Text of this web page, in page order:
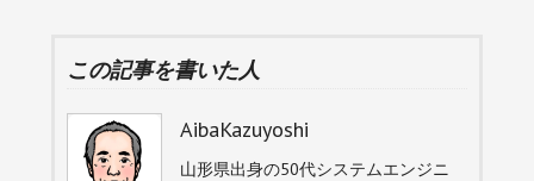
この記事を書いた人
AibaKazuyoshi
山形県出身の50代システムエンジニ